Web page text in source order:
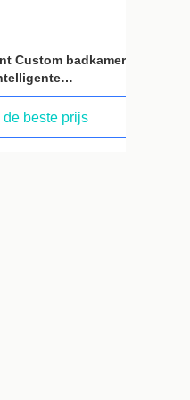
badkamer
US 24V
Driver
prijs